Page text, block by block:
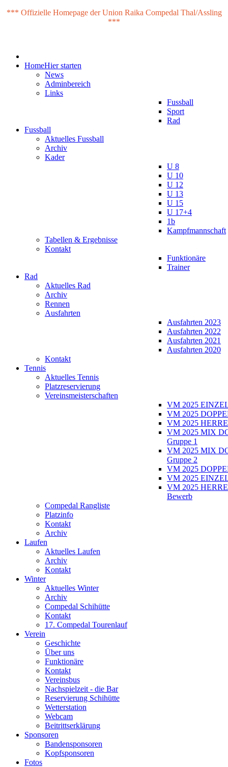
*** Offizielle Homepage der Union Raika Compedal Thal/Assling
***
HomeHier starten
News
Adminbereich
Links
Fussball
Sport
Rad
Fussball
Aktuelles Fussball
Archiv
Kader
U 8
U 10
U 12
U 13
U 15
U 17+4
1b
Kampfmannschaft
Tabellen & Ergebnisse
Kontakt
Funktionäre
Trainer
Rad
Aktuelles Rad
Archiv
Rennen
Ausfahrten
Ausfahrten 2023
Ausfahrten 2022
Ausfahrten 2021
Ausfahrten 2020
Kontakt
Tennis
Aktuelles Tennis
Platzreservierung
Vereinsmeisterschaften
VM 2025
VM 2025
VM 2025
VM 2025 MIX
Gruppe 1
VM 2025 MIX
Gruppe 2
VM 2025
VM 2025
VM 2025
Bewerb
Compedal Rangliste
Platzinfo
Kontakt
Archiv
Laufen
Aktuelles Laufen
Archiv
Kontakt
Winter
Aktuelles Winter
Archiv
Compedal Schihütte
Kontakt
17. Compedal Tourenlauf
Verein
Geschichte
Über uns
Funktionäre
Kontakt
Vereinsbus
Nachspielzeit - die Bar
Reservierung Schihütte
Wetterstation
Webcam
Beitrittserklärung
Sponsoren
Bandensponsoren
Kopfsponsoren
Fotos